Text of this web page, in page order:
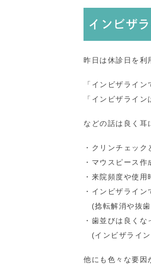
インビザ
昨日は休診日を利
「インビザライン
「インビザライン
などの話は良く耳
・クリンチェッ
・マウスピース
・来院頻度や使
・インビザライ
(捻転解消や抜歯
・歯並びは良く
(インビザライン
他にも色々な要因